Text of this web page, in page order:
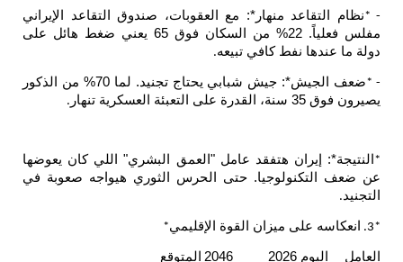
منهار*: مع العقوبات، صندوق التقاعد الإيراني
مفلس فعلياً. 22% من السكان فوق 65 يعني ضغط هائل على
نفط كافي تبيعه.
ضعف الجيش*: جيش شبابي يحتاج تجنيد. لما 70% من الذكور
.
هتفقد عامل "العمق البشري" اللي كان يعوضها
حتى الحرس الثوري هيواجه صعوبة في
ميزان القوة الإقليمي *
2046 المتوقع